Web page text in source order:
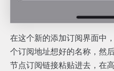
在这个新的添加订阅界面中
个订阅地址想好的名称，然
节点订阅链接粘贴进去，在